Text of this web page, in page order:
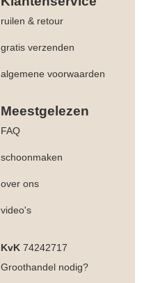
ruilen & retour
gratis verzenden
algemene voorwaarden
Meestgelezen
FAQ
schoonmaken
over ons
video's
KvK 74242717
Groothandel nodig?